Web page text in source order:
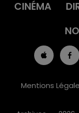
CINÉMA
Mentions